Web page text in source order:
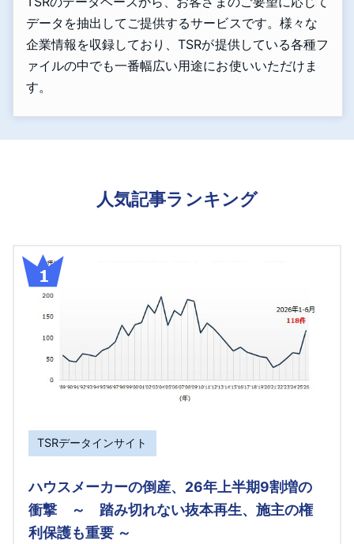
データを抽出してご提供するサービスです。様々な
企業情報を収録しており、TSRが提供している各種フ
ァイルの中でも一番幅広い用途にお使いいただけま
す。
人気記事ランキング
TSRデータインサイト
ハウスメーカーの倒産、26年上半期9割増の
衝撃 ～ 踏み切れない抜本再生、施主の権
利保護も重要 ～